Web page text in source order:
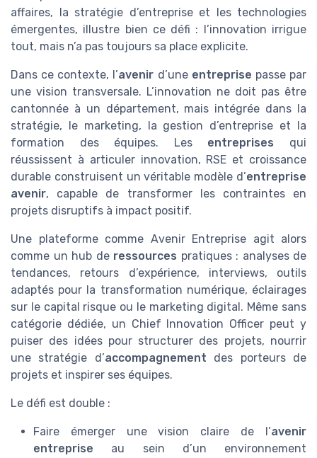
affaires, la stratégie d’entreprise et les technologies
émergentes, illustre bien ce défi : l’innovation irrigue
tout, mais n’a pas toujours sa place explicite.
Dans ce contexte, l’avenir d’une entreprise passe par
une vision transversale. L’innovation ne doit pas être
cantonnée à un département, mais intégrée dans la
stratégie, le marketing, la gestion d’entreprise et la
formation des équipes. Les entreprises qui
réussissent à articuler innovation, RSE et croissance
durable construisent un véritable modèle d’entreprise
avenir, capable de transformer les contraintes en
projets disruptifs à impact positif.
Une plateforme comme Avenir Entreprise agit alors
comme un hub de ressources pratiques : analyses de
tendances, retours d’expérience, interviews, outils
adaptés pour la transformation numérique, éclairages
sur le capital risque ou le marketing digital. Même sans
catégorie dédiée, un Chief Innovation Officer peut y
puiser des idées pour structurer des projets, nourrir
une stratégie d’accompagnement des porteurs de
projets et inspirer ses équipes.
Le défi est double :
Faire émerger une vision claire de l’avenir
entreprise au sein d’un environnement